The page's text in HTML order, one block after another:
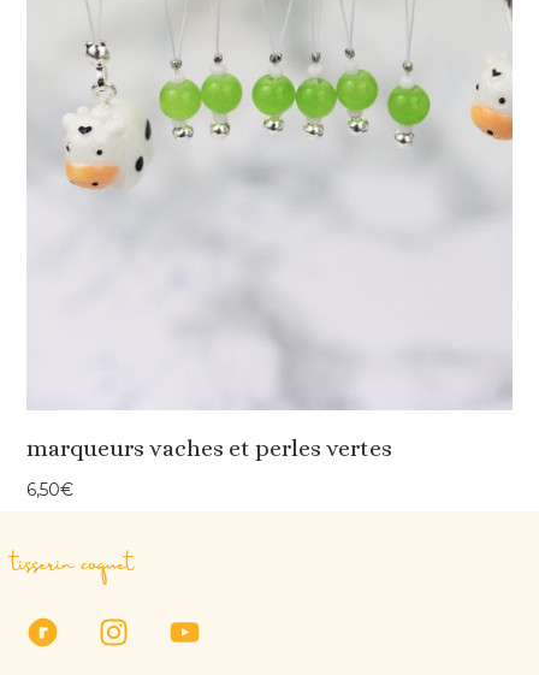
marqueurs vaches et perles vertes
6,50€
tisserin coquet